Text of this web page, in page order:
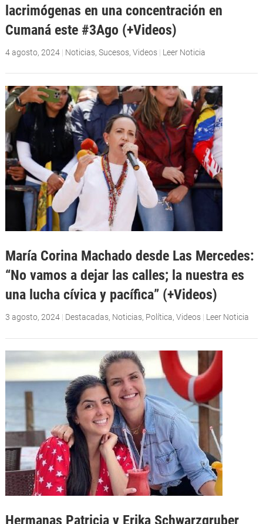
lacrimógenas en una concentración en
Cumaná este #3Ago (+Videos)
4 agosto, 2024| Noticias, Sucesos, Videos | Leer Noticia
María Corina Machado desde Las Mercedes:
“No vamos a dejar las calles; la nuestra es
una lucha cívica y pacífica” (+Videos)
3 agosto, 2024| Destacadas, Noticias, Política, Videos | Leer Noticia
Hermanas Patricia y Erika Schwarzgruber